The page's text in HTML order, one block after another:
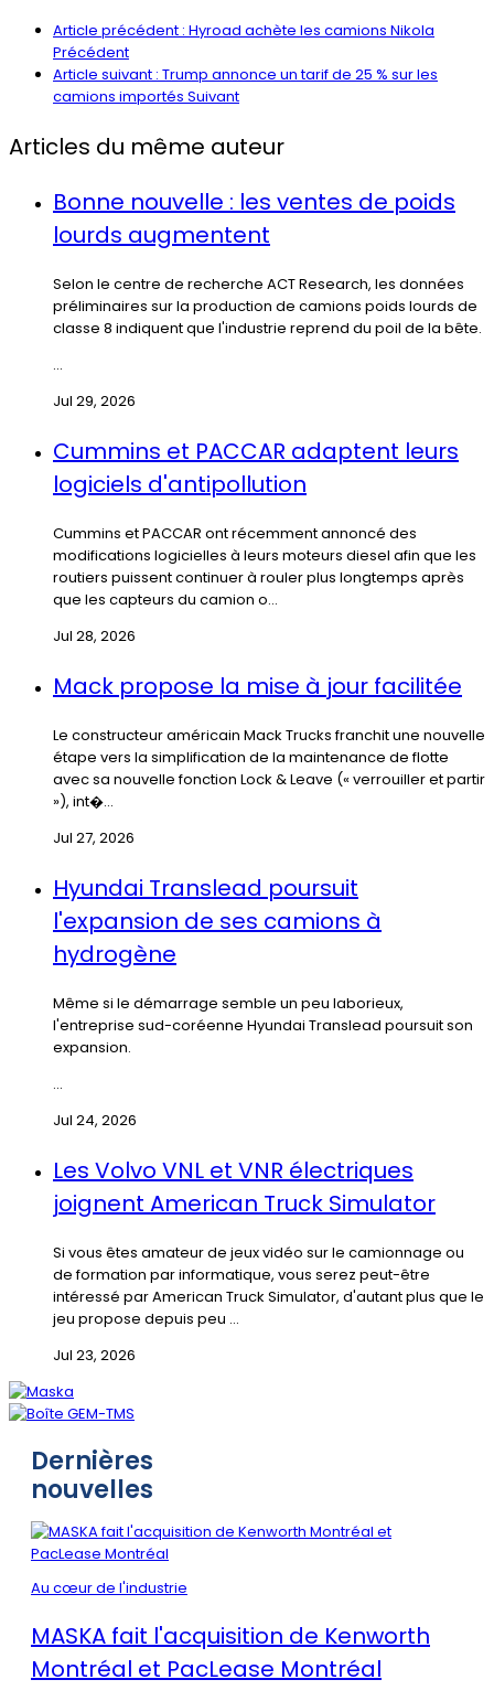
Article précédent : Hyroad achète les camions Nikola
Précédent
Article suivant : Trump annonce un tarif de 25 % sur les
camions importés Suivant
Articles du même auteur
Bonne nouvelle : les ventes de poids
lourds augmentent
Selon le centre de recherche ACT Research, les données
préliminaires sur la production de camions poids lourds de
classe 8 indiquent que l'industrie reprend du poil de la bête.
...
Jul 29, 2026
Cummins et PACCAR adaptent leurs
logiciels d'antipollution
Cummins et PACCAR ont récemment annoncé des
modifications logicielles à leurs moteurs diesel afin que les
routiers puissent continuer à rouler plus longtemps après
que les capteurs du camion o...
Jul 28, 2026
Mack propose la mise à jour facilitée
Le constructeur américain Mack Trucks franchit une nouvelle
étape vers la simplification de la maintenance de flotte
avec sa nouvelle fonction Lock & Leave (« verrouiller et partir
»), int�...
Jul 27, 2026
Hyundai Translead poursuit
l'expansion de ses camions à
hydrogène
Même si le démarrage semble un peu laborieux,
l'entreprise sud-coréenne Hyundai Translead poursuit son
expansion.
...
Jul 24, 2026
Les Volvo VNL et VNR électriques
joignent American Truck Simulator
Si vous êtes amateur de jeux vidéo sur le camionnage ou
de formation par informatique, vous serez peut-être
intéressé par American Truck Simulator, d'autant plus que le
jeu propose depuis peu ...
Jul 23, 2026
Dernières
nouvelles
Au cœur de l'industrie
MASKA fait l'acquisition de Kenworth
Montréal et PacLease Montréal